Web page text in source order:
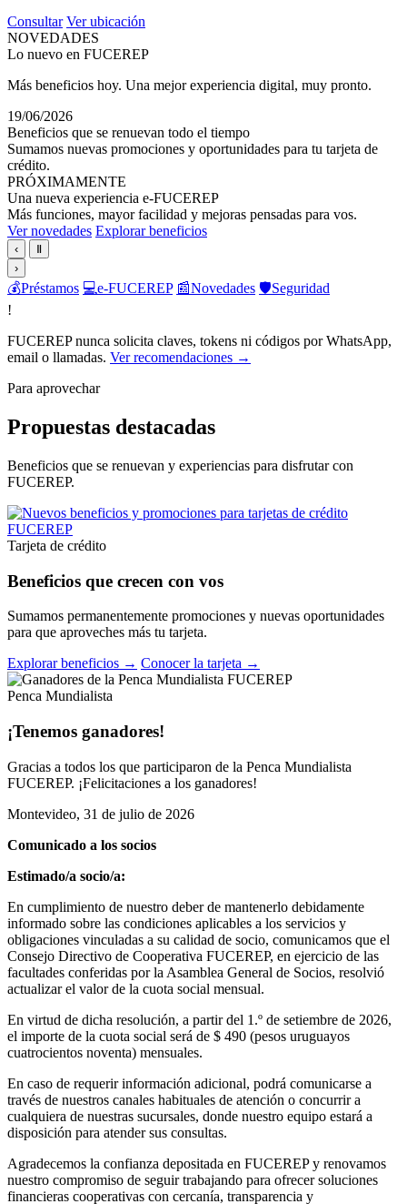
Consultar Ver ubicación
NOVEDADES
Lo nuevo en FUCEREP
Más beneficios hoy. Una mejor experiencia digital, muy pronto.
19/06/2026
Beneficios que se renuevan todo el tiempo
Sumamos nuevas promociones y oportunidades para tu tarjeta de
crédito.
PRÓXIMAMENTE
Una nueva experiencia e-FUCEREP
Más funciones, mayor facilidad y mejoras pensadas para vos.
Ver novedades Explorar beneficios
‹
Ⅱ
›
💰Préstamos 💻e-FUCEREP 📰Novedades 🛡️Seguridad
!
FUCEREP nunca solicita claves, tokens ni códigos por WhatsApp,
email o llamadas. Ver recomendaciones →
Para aprovechar
Propuestas destacadas
Beneficios que se renuevan y experiencias para disfrutar con
FUCEREP.
Tarjeta de crédito
Beneficios que crecen con vos
Sumamos permanentemente promociones y nuevas oportunidades
para que aproveches más tu tarjeta.
Explorar beneficios → Conocer la tarjeta →
Penca Mundialista
¡Tenemos ganadores!
Gracias a todos los que participaron de la Penca Mundialista
FUCEREP. ¡Felicitaciones a los ganadores!
Montevideo, 31 de julio de 2026
Comunicado a los socios
Estimado/a socio/a:
En cumplimiento de nuestro deber de mantenerlo debidamente
informado sobre las condiciones aplicables a los servicios y
obligaciones vinculadas a su calidad de socio, comunicamos que el
Consejo Directivo de Cooperativa FUCEREP, en ejercicio de las
facultades conferidas por la Asamblea General de Socios, resolvió
actualizar el valor de la cuota social mensual.
En virtud de dicha resolución, a partir del 1.º de setiembre de 2026,
el importe de la cuota social será de $ 490 (pesos uruguayos
cuatrocientos noventa) mensuales.
En caso de requerir información adicional, podrá comunicarse a
través de nuestros canales habituales de atención o concurrir a
cualquiera de nuestras sucursales, donde nuestro equipo estará a
disposición para atender sus consultas.
Agradecemos la confianza depositada en FUCEREP y renovamos
nuestro compromiso de seguir trabajando para ofrecer soluciones
financieras cooperativas con cercanía, transparencia y